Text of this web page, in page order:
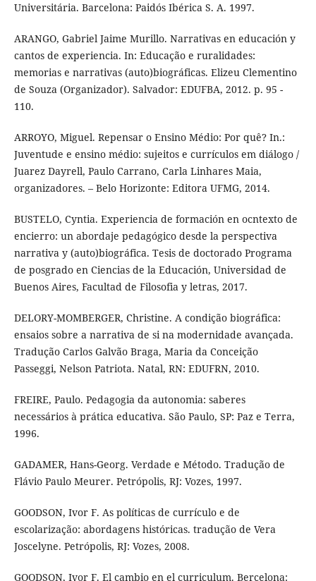
Universitária. Barcelona: Paidós Ibérica S. A. 1997.
ARANGO, Gabriel Jaime Murillo. Narrativas en educación y
cantos de experiencia. In: Educação e ruralidades:
memorias e narrativas (auto)biográficas. Elizeu Clementino
de Souza (Organizador). Salvador: EDUFBA, 2012. p. 95 -
110.
ARROYO, Miguel. Repensar o Ensino Médio: Por quê? In.:
Juventude e ensino médio: sujeitos e currículos em diálogo /
Juarez Dayrell, Paulo Carrano, Carla Linhares Maia,
organizadores. – Belo Horizonte: Editora UFMG, 2014.
BUSTELO, Cyntia. Experiencia de formación en ocntexto de
encierro: un abordaje pedagógico desde la perspectiva
narrativa y (auto)biográfica. Tesis de doctorado Programa
de posgrado en Ciencias de la Educación, Universidad de
Buenos Aires, Facultad de Filosofia y letras, 2017.
DELORY-MOMBERGER, Christine. A condição biográfica:
ensaios sobre a narrativa de si na modernidade avançada.
Tradução Carlos Galvão Braga, Maria da Conceição
Passeggi, Nelson Patriota. Natal, RN: EDUFRN, 2010.
FREIRE, Paulo. Pedagogia da autonomia: saberes
necessários à prática educativa. São Paulo, SP: Paz e Terra,
1996.
GADAMER, Hans-Georg. Verdade e Método. Tradução de
Flávio Paulo Meurer. Petrópolis, RJ: Vozes, 1997.
GOODSON, Ivor F. As políticas de currículo e de
escolarização: abordagens históricas. tradução de Vera
Joscelyne. Petrópolis, RJ: Vozes, 2008.
GOODSON, Ivor F. El cambio en el curriculum. Bercelona: